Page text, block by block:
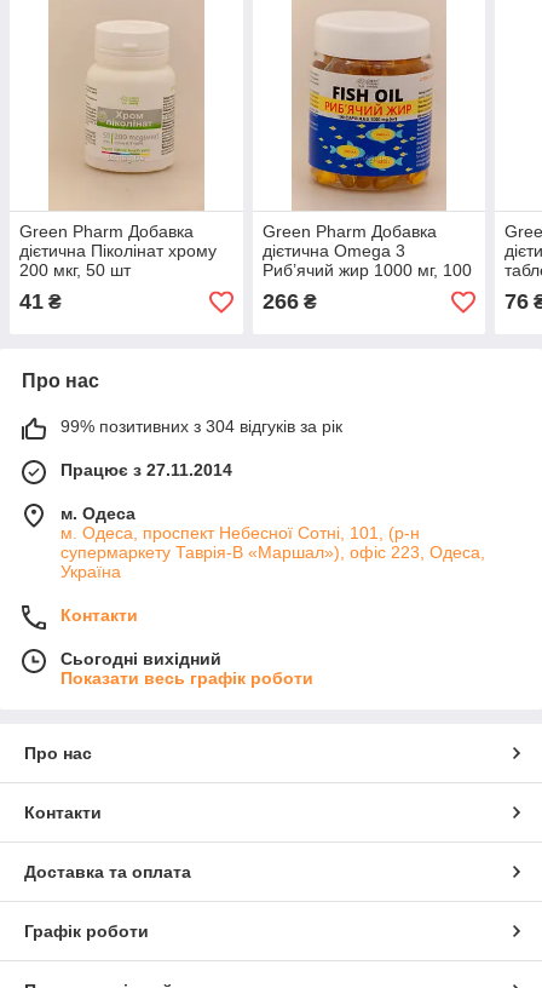
Green Pharm Добавка
дієтична Піколінат хрому
200 мкг, 50 шт
41 ₴
Green Pharm Добавка
дієтична Omega 3
Риб’ячий жир 1000 мг, 100
капсул
266₴ 76
Про нас
99% позитивних з 304 відгуків за рік
Працює з 27.11.2014
м. Одеса
м. Одеса, проспект Небесної Сотні, 101, (р-н
супермаркету Таврія-В «Маршал»), офіс 223, Одеса,
Україна
Контакти
Сьогодні вихідний
Показати весь графік роботи
Про нас
Контакти
Доставка та оплата
Графік роботи